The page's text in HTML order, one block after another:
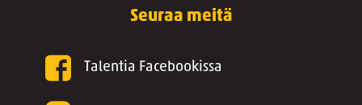
Seuraa meitä
Talentia Facebookissa